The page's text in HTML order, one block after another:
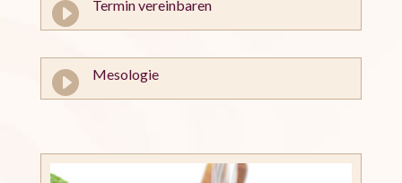
 Termin vereinbaren
 Mesologie